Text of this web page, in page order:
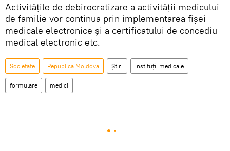
Activitățile de debirocratizare a activității medicului
de familie vor continua prin implementarea fișei
medicale electronice și a certificatului de concediu
medical electronic etc.
Societate Republica Moldova Știri instituții medicale
formulare medici